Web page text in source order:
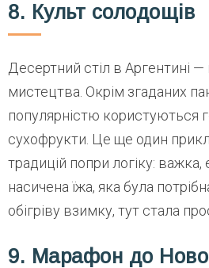
8. Культ солодощів
Десертний стіл в Аргентині
мистецтва. Окрім згаданих
популярністю користуються
сухофрукти. Це ще один
традицій попри логіку: важка,
насичена їжа, яка була
обігріву взимку, тут стала
9. Марафон до